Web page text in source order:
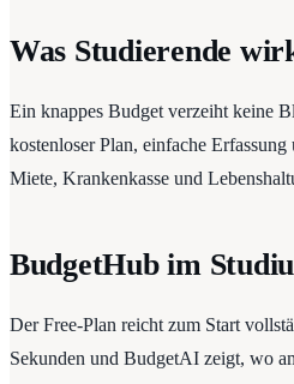
Was Studierende
Ein knappes Budget verzeiht keine
kostenloser Plan, einfache
Miete, Krankenkasse und
BudgetHub im
Der Free-Plan reicht zum Start
Sekunden und BudgetAI zeigt, wo